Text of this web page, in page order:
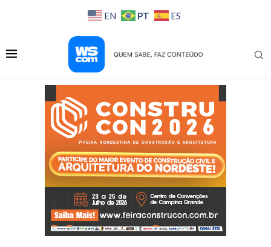
EN PT ES